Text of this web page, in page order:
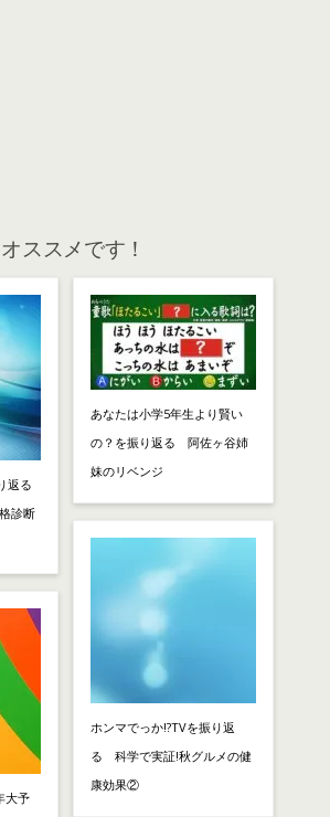
ススメです！
返る
診断
大予
あなたは小学5年生より賢い
の？を振り返る 阿佐ヶ谷姉
妹のリベンジ
ホンマでっか!?TVを振り返
る 科学で実証!秋グルメの健
康効果②